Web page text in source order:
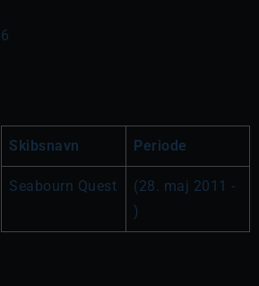
6
Skibsnavn Periode
Seabourn Quest
(28. maj 2011 -
)